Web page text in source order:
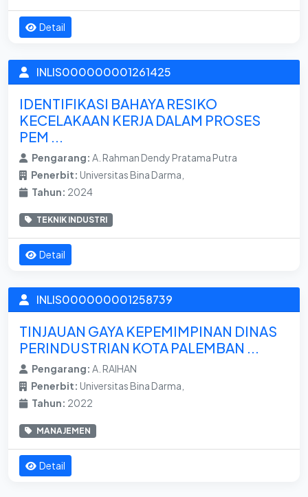
Detail
INLIS000000001261425
IDENTIFIKASI BAHAYA RESIKO
KECELAKAAN KERJA DALAM PROSES
PEM ...
Pengarang: A. Rahman Dendy Pratama Putra
Penerbit: Universitas Bina Darma,
Tahun: 2024
TEKNIK INDUSTRI
Detail
INLIS000000001258739
TINJAUAN GAYA KEPEMIMPINAN DINAS
PERINDUSTRIAN KOTA PALEMBAN ...
Pengarang: A. RAIHAN
Penerbit: Universitas Bina Darma,
Tahun: 2022
MANAJEMEN
Detail